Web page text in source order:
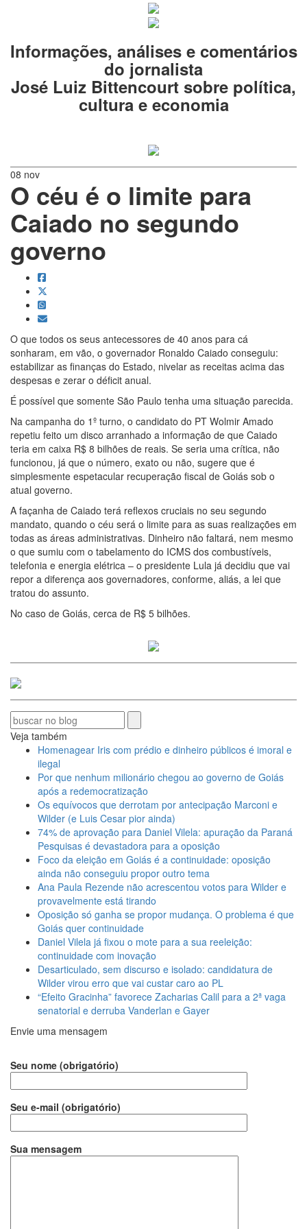
Informações, análises e comentários
do jornalista
José Luiz Bittencourt sobre política,
cultura e economia
08 nov
O céu é o limite para
Caiado no segundo
governo
O que todos os seus antecessores de 40 anos para cá
sonharam, em vão, o governador Ronaldo Caiado conseguiu:
estabilizar as finanças do Estado, nivelar as receitas acima das
despesas e zerar o déficit anual.
É possível que somente São Paulo tenha uma situação parecida.
Na campanha do 1º turno, o candidato do PT Wolmir Amado
repetiu feito um disco arranhado a informação de que Caiado
teria em caixa R$ 8 bilhões de reais. Se seria uma crítica, não
funcionou, já que o número, exato ou não, sugere que é
simplesmente espetacular recuperação fiscal de Goiás sob o
atual governo.
A façanha de Caiado terá reflexos cruciais no seu segundo
mandato, quando o céu será o limite para as suas realizações em
todas as áreas administrativas. Dinheiro não faltará, nem mesmo
o que sumiu com o tabelamento do ICMS dos combustíveis,
telefonia e energia elétrica – o presidente Lula já decidiu que vai
repor a diferença aos governadores, conforme, aliás, a lei que
tratou do assunto.
No caso de Goiás, cerca de R$ 5 bilhões.
Veja também
Homenagear Iris com prédio e dinheiro públicos é imoral e
ilegal
Por que nenhum milionário chegou ao governo de Goiás
após a redemocratização
Os equívocos que derrotam por antecipação Marconi e
Wilder (e Luis Cesar pior ainda)
74% de aprovação para Daniel Vilela: apuração da Paraná
Pesquisas é devastadora para a oposição
Foco da eleição em Goiás é a continuidade: oposição
ainda não conseguiu propor outro tema
Ana Paula Rezende não acrescentou votos para Wilder e
provavelmente está tirando
Oposição só ganha se propor mudança. O problema é que
Goiás quer continuidade
Daniel Vilela já fixou o mote para a sua reeleição:
continuidade com inovação
Desarticulado, sem discurso e isolado: candidatura de
Wilder virou erro que vai custar caro ao PL
“Efeito Gracinha” favorece Zacharias Calil para a 2ª vaga
senatorial e derruba Vanderlan e Gayer
Envie uma mensagem
Seu nome (obrigatório)
Seu e-mail (obrigatório)
Sua mensagem